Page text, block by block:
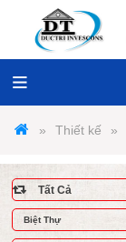
Thiết kế
Tất Cả
Biệt Thự